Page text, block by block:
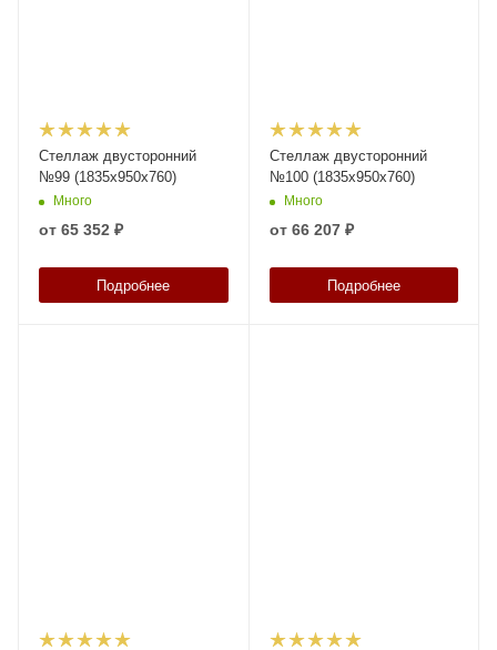
Стеллаж двусторонний
№99 (1835х950х760)
Много
от 65 352 ₽
Подробнее
Стеллаж двусторонний
№100 (1835х950х760)
Много
от 66 207 ₽
Подробнее